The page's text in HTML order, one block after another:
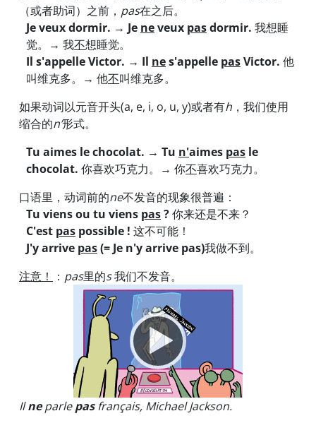
（或者助词）之前， pas在之后。
Je veux dormir. → Je neveux pasdormir. 我想睡
觉。→ 我不想睡觉。
Il s'appelle Victor. → Il nes'appelle pasVictor. 他
叫维克多。→ 他不叫维克多。
如果动词以元音开头(a, e, i, o, u, y)或者有h ，我们使用
缩合的n’形式。
Tu aimes le chocolat. → Tu n'aimes pas le
chocolat. 你喜欢巧克力。→ 你不喜欢巧克力。
口语里，动词前的ne不发音的现象很普遍：
Tu viens ou tu viens pas?你来还是不来？
C'est pas possible ! 这不可能！
J'y arrive pas(= Je n'y arrive pas)我做不到。
注意！
： pas里的s我们不发音。
Ilneparlepasfrançais, Michael Jackson.